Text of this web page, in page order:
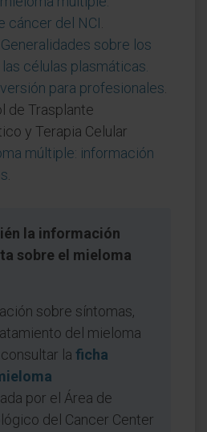
cáncer del NCI
Generalidades sobre los
células plasmáticas.
para profesionales
de Trasplante
y Terapia Celular
múltiple: información
la información
sobre el mieloma
sobre síntomas,
del mieloma
la ficha
por el Área de
del Cancer Center